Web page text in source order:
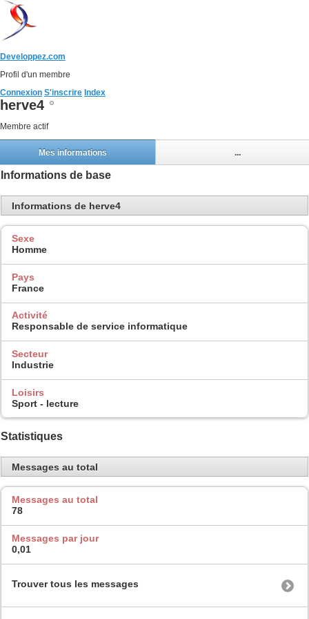
Developpez.com
Profil d'un membre
Connexion S'inscrire Index
herve4
Membre actif
Mes informations ...
Informations de base
Informations de herve4
Sexe
Homme
Pays
France
Activité
Responsable de service informatique
Secteur
Industrie
Loisirs
Sport - lecture
Statistiques
Messages au total
Messages au total
78
Messages par jour
0,01
Trouver tous les messages